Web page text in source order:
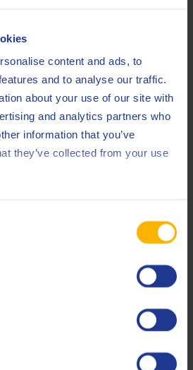
content and ads, to
and to analyse our traffic.
about your use of our site with
and analytics partners who
information that you’ve
they’ve collected from your use
en een daardoor een
opleveren. Q8 Bach RSD bevat
zijn ontwikkeld voor de
en zorgt voor
van het oppervlak.
2010 voor Q8Oils, is expert in